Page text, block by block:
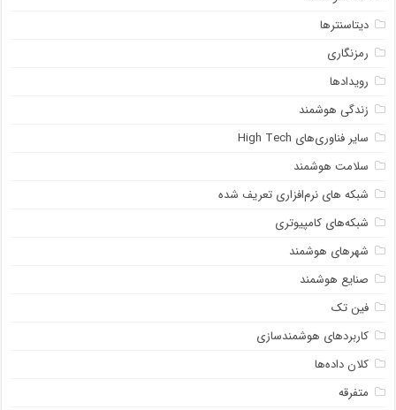
دیتاسنترها
رمزنگاری
رویدادها
زندگی هوشمند
سایر فناوری‌های High Tech
سلامت هوشمند
شبکه ‌های نرم‌افزاری تعریف شده
شبکه‌های کامپیوتری
شهرهای هوشمند
صنایع هوشمند
فین تک
کاربردهای هوشمندسازی
کلان داده‌ها
متفرقه